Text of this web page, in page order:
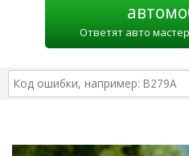
Ответят авто